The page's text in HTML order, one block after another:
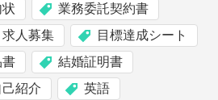
業務委託契約書
求人募集
目標達成シート
書
結婚証明書
己紹介
英語